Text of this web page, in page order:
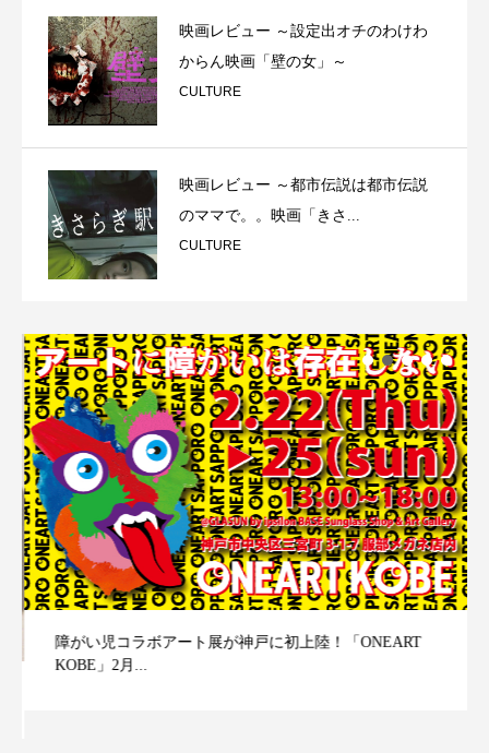
映画レビュー ～設定出オチのわけわ
からん映画「壁の女」～
CULTURE
映画レビュー ～都市伝説は都市伝説
のママで。。映画「きさ...
CULTURE
障がい児コラボアート展が神戸に初上陸！「ONEART
KOBE」2月...